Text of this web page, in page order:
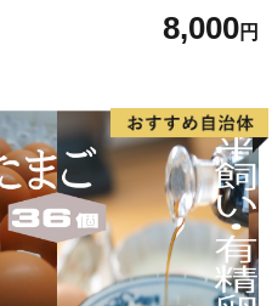
8,000円